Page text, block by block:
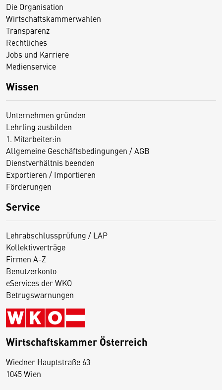
Die Organisation
Wirtschaftskammerwahlen
Transparenz
Rechtliches
Jobs und Karriere
Medienservice
Wissen
Unternehmen gründen
Lehrling ausbilden
1. Mitarbeiter:in
Allgemeine Geschäftsbedingungen / AGB
Dienstverhältnis beenden
Exportieren / Importieren
Förderungen
Service
Lehrabschlussprüfung / LAP
Kollektivverträge
Firmen A-Z
Benutzerkonto
eServices der WKO
Betrugswarnungen
Wirtschaftskammer Österreich
Wiedner Hauptstraße 63
1045 Wien
D